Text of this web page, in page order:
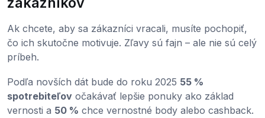
Ak chcete, aby sa zákazníci vracali, musíte pochopiť,
čo ich skutočne motivuje. Zľavy sú fajn – ale nie sú celý
príbeh.
Podľa novších dát bude do roku 2025 55 %
spotrebiteľov očakávať lepšie ponuky ako základ
vernosti a 50 % chce vernostné body alebo cashback.